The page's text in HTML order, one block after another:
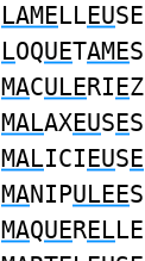
LAMELLEUSE
LOQUETAMES
MACULERIEZ
MALAXEUSES
MALICIEUSE
MANIPULEES
MAQUERELLE